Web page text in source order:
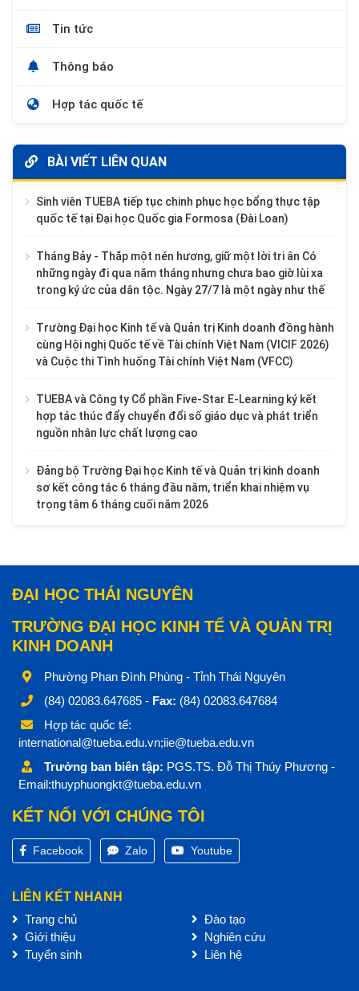
Tin tức
Thông báo
Hợp tác quốc tế
BÀI VIẾT LIÊN QUAN
Sinh viên TUEBA tiếp tục chinh phục học bổng thực tập
quốc tế tại Đại học Quốc gia Formosa (Đài Loan)
Tháng Bảy - Thắp một nén hương, giữ một lời tri ân Có
những ngày đi qua năm tháng nhưng chưa bao giờ lùi xa
trong ký ức của dân tộc. Ngày 27/7 là một ngày như thế
Trường Đại học Kinh tế và Quản trị Kinh doanh đồng hành
cùng Hội nghị Quốc tế về Tài chính Việt Nam (VICIF 2026)
và Cuộc thi Tình huống Tài chính Việt Nam (VFCC)
TUEBA và Công ty Cổ phần Five-Star E-Learning ký kết
hợp tác thúc đẩy chuyển đổi số giáo dục và phát triển
nguồn nhân lực chất lượng cao
Đảng bộ Trường Đại học Kinh tế và Quản trị kinh doanh
sơ kết công tác 6 tháng đầu năm, triển khai nhiệm vụ
trọng tâm 6 tháng cuối năm 2026
ĐẠI HỌC THÁI NGUYÊN
TRƯỜNG ĐẠI HỌC KINH TẾ VÀ QUẢN TRỊ
KINH DOANH
Phường Phan Đình Phùng - Tỉnh Thái Nguyên
(84) 02083.647685 - Fax: (84) 02083.647684
Hợp tác quốc tế:
international@tueba.edu.vn;iie@tueba.edu.vn
Trưởng ban biên tập: PGS.TS. Đỗ Thị Thúy Phương -
Email:thuyphuongkt@tueba.edu.vn
KẾT NỐI VỚI CHÚNG TÔI
Facebook Zalo Youtube
LIÊN KẾT NHANH
Trang chủ
Giới thiệu
Tuyển sinh
Đào tạo
Nghiên cứu
Liên hệ